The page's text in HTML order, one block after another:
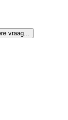
vraag...